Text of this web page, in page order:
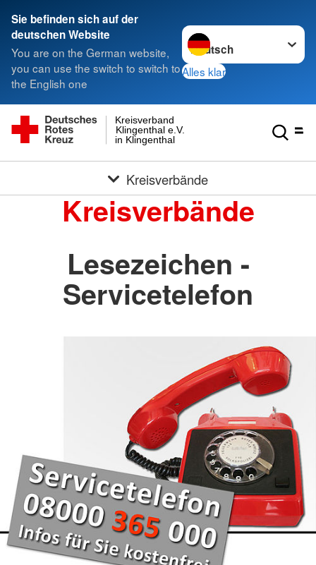
Sie befinden sich auf der
deutschen Website
You are on the German website,
you can use the switch to switch to
the English one
Sprache wechseln zu
Alles klar
in Klingenthal
Klingenthal e.V.
Kreisverband
Kreisverbände
Kreisverbände
Lesezeichen -
Servicetelefon